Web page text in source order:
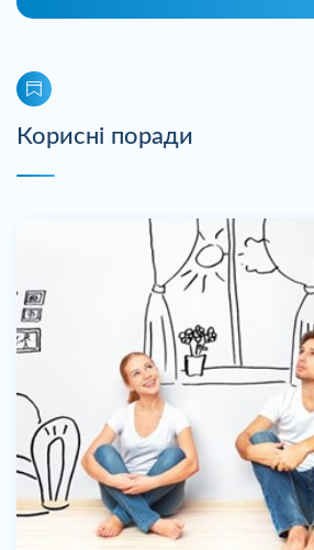
Корисні поради